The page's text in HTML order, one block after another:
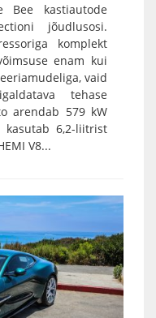
Bee kastiautode
jõudlusosi.
komplekt
enam kui
vaid
tehase
arendab 579 kW
kasutab 6,2-liitrist
V8...